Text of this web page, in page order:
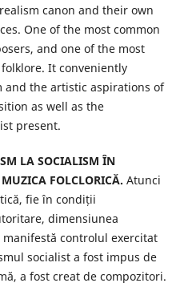
canon and their own
One of the most common
and one of the most
It conveniently
the artistic aspirations of
as well as the
present.
LA SOCIALISM ÎN
FOLCLORICĂ. Atunci
fie în condiții
dimensiunea
controlul exercitat
socialist a fost impus de
a fost creat de compozitori.